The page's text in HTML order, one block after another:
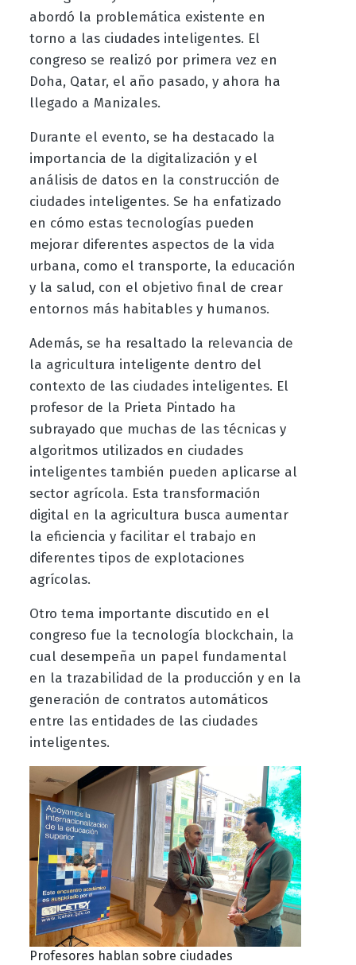
abordó la problemática existente en
torno a las ciudades inteligentes. El
congreso se realizó por primera vez en
Doha, Qatar, el año pasado, y ahora ha
llegado a Manizales.
Durante el evento, se ha destacado la
importancia de la digitalización y el
análisis de datos en la construcción de
ciudades inteligentes. Se ha enfatizado
en cómo estas tecnologías pueden
mejorar diferentes aspectos de la vida
urbana, como el transporte, la educación
y la salud, con el objetivo final de crear
entornos más habitables y humanos.
Además, se ha resaltado la relevancia de
la agricultura inteligente dentro del
contexto de las ciudades inteligentes. El
profesor de la Prieta Pintado ha
subrayado que muchas de las técnicas y
algoritmos utilizados en ciudades
inteligentes también pueden aplicarse al
sector agrícola. Esta transformación
digital en la agricultura busca aumentar
la eficiencia y facilitar el trabajo en
diferentes tipos de explotaciones
agrícolas.
Otro tema importante discutido en el
congreso fue la tecnología blockchain, la
cual desempeña un papel fundamental
en la trazabilidad de la producción y en la
generación de contratos automáticos
entre las entidades de las ciudades
inteligentes.
Profesores hablan sobre ciudades